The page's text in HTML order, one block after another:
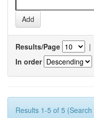
Results/Page |
In order
Results 1-5 of 5